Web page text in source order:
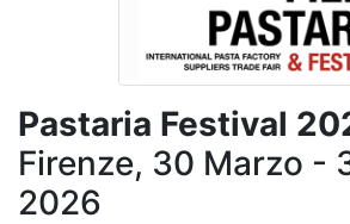
Pastaria Festival
Firenze, 30 Marzo -
2026